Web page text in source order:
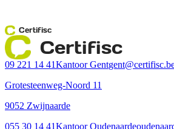
Certifisc
Certifisc
09 221 14 41Kantoor Gent
Grotesteenweg-Noord 11
9052 Zwijnaarde
055 30 14 41Kantoor Oudenaarde